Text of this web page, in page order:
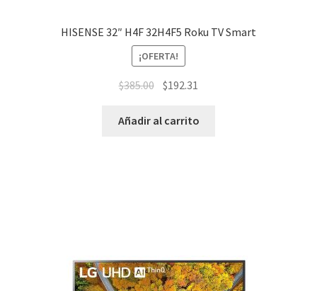
HISENSE 32″ H4F 32H4F5 Roku TV Smart
¡OFERTA!
$385.00 $192.31
Añadir al carrito